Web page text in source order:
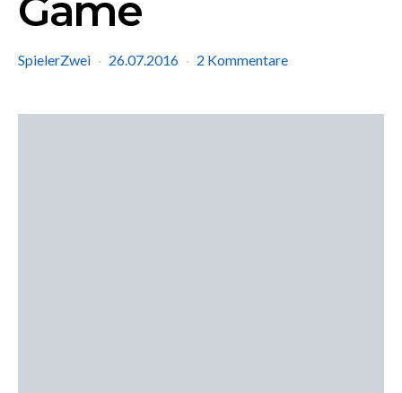
Game
SpielerZwei 26.07.2016 2 Kommentare